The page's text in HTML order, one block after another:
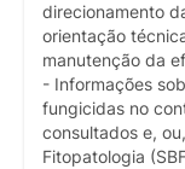
direcionamento
orientação
manutenção da
- Informações
fungicidas no
consultados e,
Fitopatologia